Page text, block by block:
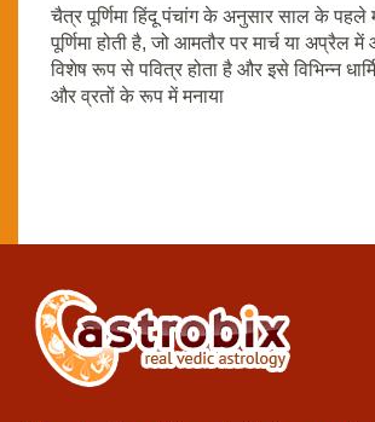
चैत्र पूर्णिमा हिंदू पंचांग के अनुसार साल के पहले
पूर्णिमा होती है, जो आमतौर पर मार्च या अप्रैल
विशेष रूप से पवित्र होता है और इसे विभिन्न
और व्रतों के रूप में मनाया